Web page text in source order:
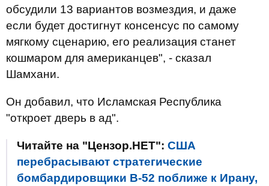
обсудили 13 вариантов возмездия, и даже
если будет достигнут консенсус по самому
мягкому сценарию, его реализация станет
кошмаром для американцев", - сказал
Шамхани.
Он добавил, что Исламская Республика
"откроет дверь в ад".
Читайте на "Цензор.НЕТ": США
перебрасывают стратегические
бомбардировщики В-52 поближе к Ирану,